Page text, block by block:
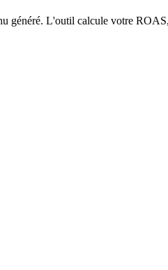
généré. L'outil calcule votre